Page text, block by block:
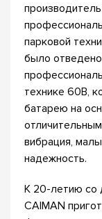
парковой
было
технике 60В,
батарею на
вибрация,
надежность.
К 20-летию со
CAIMAN